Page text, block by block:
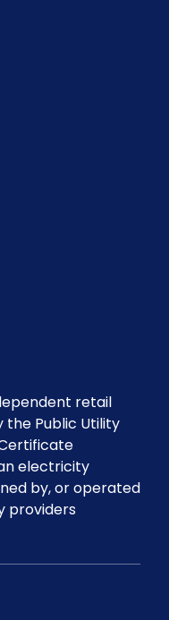
retail
Public Utility
electricity
by, or operated
providers